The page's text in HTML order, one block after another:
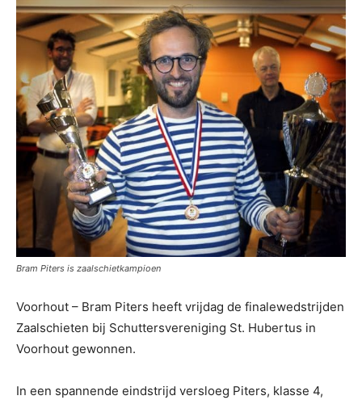
Bram Piters is zaalschietkampioen
Voorhout – Bram Piters heeft vrijdag de finalewedstrijden
Zaalschieten bij Schuttersvereniging St. Hubertus in
Voorhout gewonnen.
In een spannende eindstrijd versloeg Piters, klasse 4,